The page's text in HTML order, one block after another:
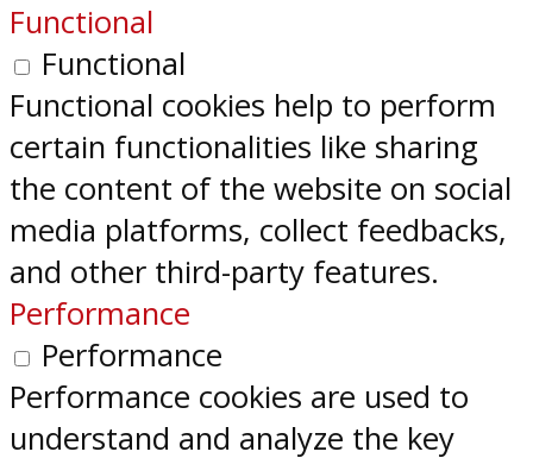
Functional
Functional
Functional cookies help to perform
certain functionalities like sharing
the content of the website on social
media platforms, collect feedbacks,
and other third-party features.
Performance
Performance
Performance cookies are used to
understand and analyze the key